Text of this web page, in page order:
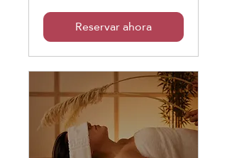
Reservar ahora